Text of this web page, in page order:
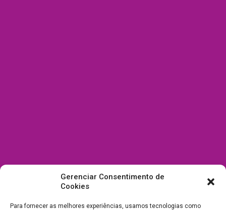
Gerenciar Consentimento de
Cookies
Para fornecer as melhores experiências, usamos tecnologias como